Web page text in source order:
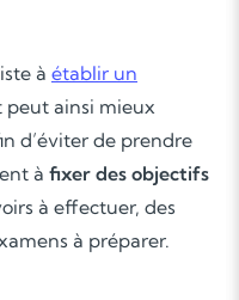
à établir un
peut ainsi mieux
d’éviter de prendre
à fixer des objectifs
à effectuer, des
à préparer.